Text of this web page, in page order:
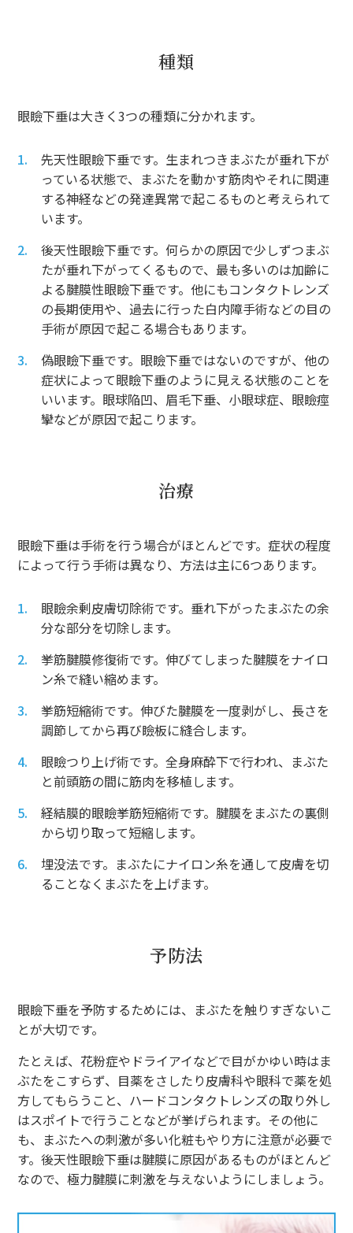
種類
眼瞼下垂は大きく3つの種類に分かれます。
先天性眼瞼下垂です。生まれつきまぶたが垂れ下が
っている状態で、まぶたを動かす筋肉やそれに関連
する神経などの発達異常で起こるものと考えられて
います。
後天性眼瞼下垂です。何らかの原因で少しずつまぶ
たが垂れ下がってくるもので、最も多いのは加齢に
よる腱膜性眼瞼下垂です。他にもコンタクトレンズ
の長期使用や、過去に行った白内障手術などの目の
手術が原因で起こる場合もあります。
偽眼瞼下垂です。眼瞼下垂ではないのですが、他の
症状によって眼瞼下垂のように見える状態のことを
いいます。眼球陥凹、眉毛下垂、小眼球症、眼瞼痙
攣などが原因で起こります。
治療
眼瞼下垂は手術を行う場合がほとんどです。症状の程度
によって行う手術は異なり、方法は主に6つあります。
眼瞼余剰皮膚切除術です。垂れ下がったまぶたの余
分な部分を切除します。
挙筋腱膜修復術です。伸びてしまった腱膜をナイロ
ン糸で縫い縮めます。
挙筋短縮術です。伸びた腱膜を一度剥がし、長さを
調節してから再び瞼板に縫合します。
眼瞼つり上げ術です。全身麻酔下で行われ、まぶた
と前頭筋の間に筋肉を移植します。
経結膜的眼瞼挙筋短縮術です。腱膜をまぶたの裏側
から切り取って短縮します。
埋没法です。まぶたにナイロン糸を通して皮膚を切
ることなくまぶたを上げます。
予防法
眼瞼下垂を予防するためには、まぶたを触りすぎないこ
とが大切です。
たとえば、花粉症やドライアイなどで目がかゆい時はま
ぶたをこすらず、目薬をさしたり皮膚科や眼科で薬を処
方してもらうこと、ハードコンタクトレンズの取り外し
はスポイトで行うことなどが挙げられます。その他に
も、まぶたへの刺激が多い化粧もやり方に注意が必要で
す。後天性眼瞼下垂は腱膜に原因があるものがほとんど
なので、極力腱膜に刺激を与えないようにしましょう。